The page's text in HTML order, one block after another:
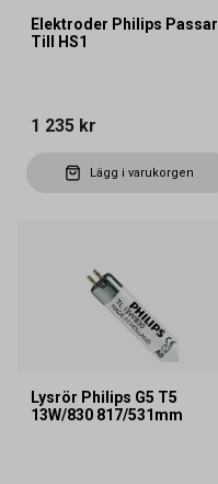
Elektroder Philips Passar
Till HS1
1 235 kr
Lägg i varukorgen
Lysrör Philips G5 T5
13W/830 817/531mm